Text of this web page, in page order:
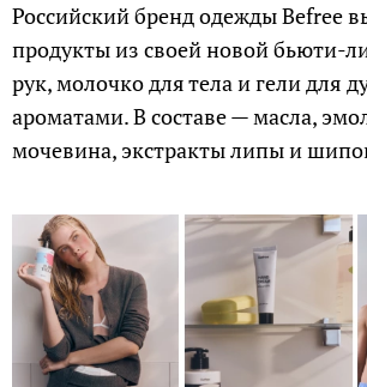
Российский бренд одежды Befree
продукты из своей новой бьюти-
рук, молочко для тела и гели для
ароматами. В составе — масла,
мочевина, экстракты липы и